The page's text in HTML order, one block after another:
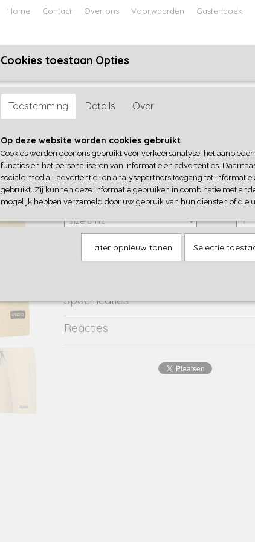
Home Contact Over ons Voorwaarden Gastenboek
JONGENS BABY
Vingino
€ 29,99 (inclusief btw 21%)
✓Op voorraad
Vingino
IN WINKELWAGEN
Specificaties
Productcode leverancier
Reacties
Cookies toestaan Opties
Toestemming Details Over
Op deze website worden cookies gebruikt
Cookies worden door ons gebruikt voor verkeersanalyse, het
functies en het personaliseren van informatie en advertenties.
sociale media-, advertentie- en analysepartners toegang tot informatie
gebruikt. Zij kunnen deze informatie gebruiken in combinatie met
mogelijk hebben verzameld door uw gebruik van hun diensten of die
Later opnieuw tonen Selectie